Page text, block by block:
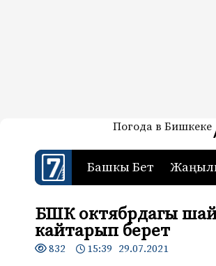
7-канал.
Жаңылыктар — Кыргызстан
Погода в Бишкеке
Башкы Бет
БШК октябрдагы
кайтарып берет
832 15:39 29.07.2021